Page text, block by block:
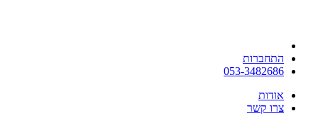
התחברות
053-3482686
אודות
צרו קשר